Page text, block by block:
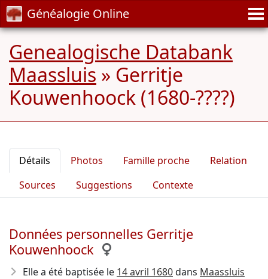
Généalogie Online
Genealogische Databank
Maassluis » Gerritje
Kouwenhoock (1680-????)
Détails Photos Famille proche
Relation
Sources
Suggestions Contexte
Données personnelles Gerritje
Kouwenhoock
Elle a été baptisée le 14 avril 1680dans Maassluis